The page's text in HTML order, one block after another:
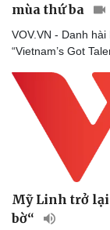
mùa thứ ba
VOV.VN - Danh
“Vietnam’s Got
Mỹ Linh trở
bờ“